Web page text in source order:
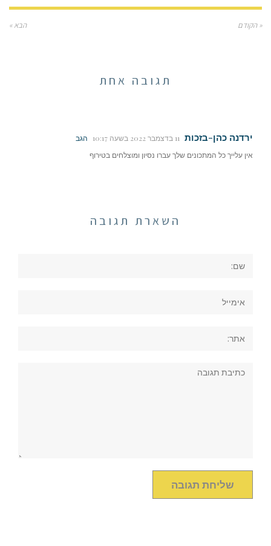
« הקודם הבא »
תגובה אחת
ירדנה כהן-בזכות 11 בדצמבר 2022 בשעה 10:17
הגב
אין עלייך כל המתכונים שלך עברו נסיון ומוצלחים בטירוף
השארת תגובה